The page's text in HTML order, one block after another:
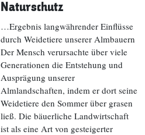
Naturschutz
…Ergebnis langwährender Einflüsse
durch Weidetiere unserer Almbauern
Der Mensch verursachte über viele
Generationen die Entstehung und
Ausprägung unserer
Almlandschaften, indem er dort seine
Weidetiere den Sommer über grasen
ließ. Die bäuerliche Landwirtschaft
ist als eine Art von gesteigerter